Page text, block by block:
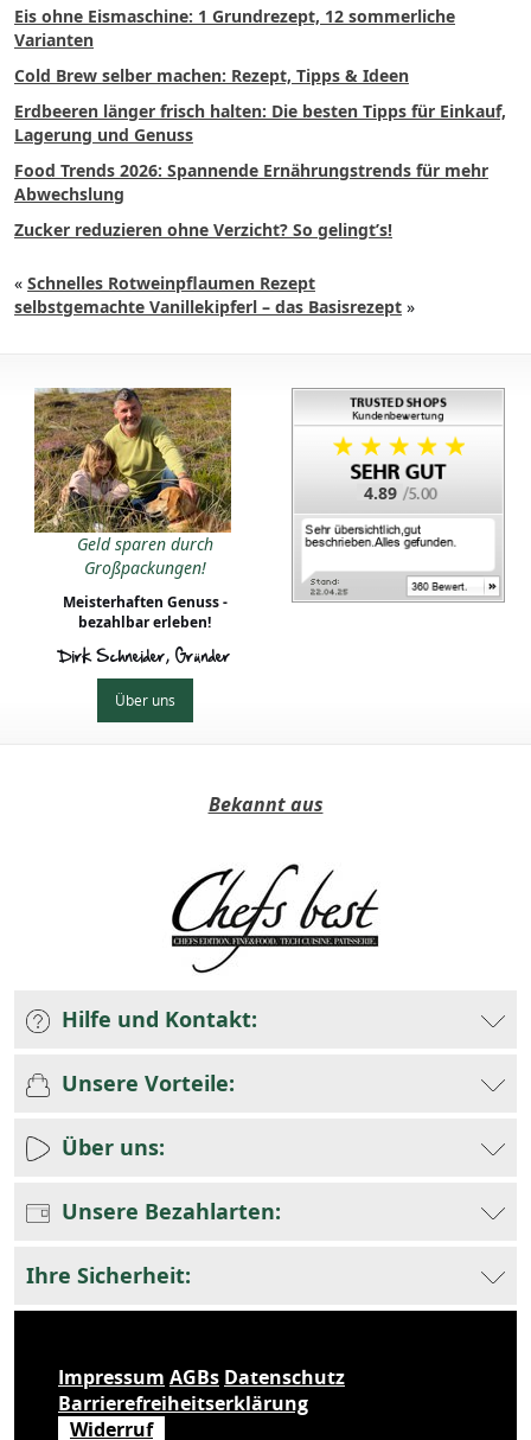
Eis ohne Eismaschine: 1 Grundrezept, 12 sommerliche
Varianten
Cold Brew selber machen: Rezept, Tipps & Ideen
Erdbeeren länger frisch halten: Die besten Tipps für Einkauf,
Lagerung und Genuss
Food Trends 2026: Spannende Ernährungstrends für mehr
Abwechslung
Zucker reduzieren ohne Verzicht? So gelingt’s!
« Schnelles Rotweinpflaumen Rezept
selbstgemachte Vanillekipferl – das Basisrezept »
Geld sparen durch
Großpackungen!
Meisterhaften Genuss -
bezahlbar erleben!
Dirk Schneider, Gründer
Über uns
4.89
Bekannt aus
Hilfe und Kontakt:
Unsere Vorteile:
Über uns:
Unsere Bezahlarten:
Ihre Sicherheit:
Impressum AGBs Datenschutz
Barrierefreiheitserklärung
Widerruf